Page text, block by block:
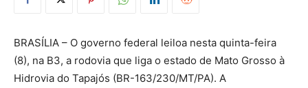
BRASÍLIA – O governo federal leiloa nesta quinta-feira
(8), na B3, a rodovia que liga o estado de Mato Grosso à
Hidrovia do Tapajós (BR-163/230/MT/PA). A